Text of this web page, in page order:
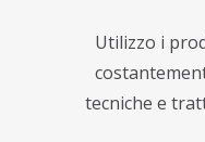
Utilizzo i
tecniche e